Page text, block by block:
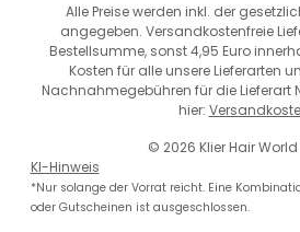
© 2026 Klier Hair
KI-Hinweis
*Nur solange der Vorrat reicht. Eine
oder Gutscheinen ist ausgeschlossen.
Alle Preise werden inkl. der
angegeben. Versandkostenfreie
Bestellsumme, sonst 4,95 Euro
Kosten für alle unsere Lieferarten
Nachnahmegebühren für die Lieferart
hier: